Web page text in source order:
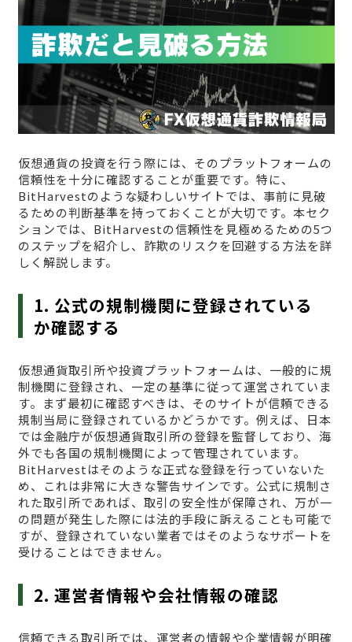
仮想通貨の投資を行う際には、そのプラットフォームの
信頼性を十分に確認することが重要です。特に、
BitHarvestのような疑わしいサイトでは、事前に見破
るための判断基準を持っておくことが大切です。本セク
ションでは、BitHarvestの信頼性を見極めるための5つ
のステップを紹介し、詐欺のリスクを回避する方法を詳
しく解説します。
1. 公式の規制機関に登録されている
か確認する
仮想通貨取引所や投資プラットフォームは、一般的に規
制機関に登録され、一定の基準に従って運営されていま
す。まず最初に確認すべきは、そのサイトが信頼できる
規制当局に登録されているかどうかです。例えば、日本
では金融庁が仮想通貨取引所の登録を監督しており、海
外でも各国の規制機関によって管理されています。
BitHarvestはそのような正式な登録を行っていないた
め、これは非常に大きな警告サインです。公式に規制さ
れた取引所であれば、取引の安全性が保障され、万が一
の問題が発生した際には法的手段に訴えることも可能で
すが、登録されていない業者ではそのようなサポートを
受けることはできません。
2. 運営者情報や会社情報の確認
信頼できる取引所では、運営者の情報や企業情報が明確